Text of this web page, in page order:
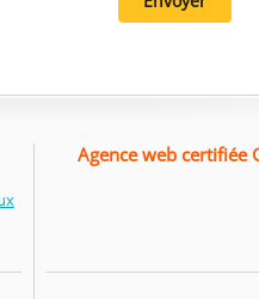
Agence web certifiée